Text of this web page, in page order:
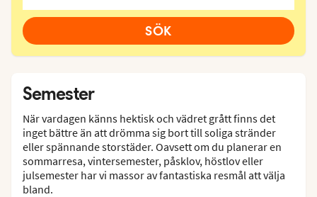
SÖK
Semester
När vardagen känns hektisk och vädret grått finns det
inget bättre än att drömma sig bort till soliga stränder
eller spännande storstäder. Oavsett om du planerar en
sommarresa, vintersemester, påsklov, höstlov eller
julsemester har vi massor av fantastiska resmål att välja
bland.